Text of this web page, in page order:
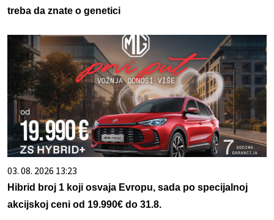
treba da znate o genetici
03. 08. 2026 13:23
Hibrid broj 1 koji osvaja Evropu, sada po specijalnoj
akcijskoj ceni od 19.990€ do 31.8.